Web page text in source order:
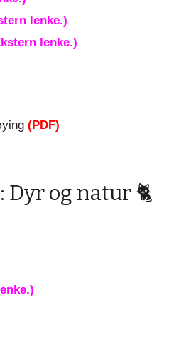
lenke.)
lenke.)
(PDF)
Dyr og natur 🐈